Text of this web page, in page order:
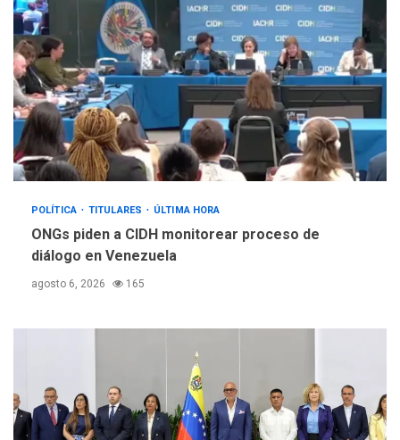
POLÍTICA TITULARES ÚLTIMA HORA
ONGs piden a CIDH monitorear proceso de
diálogo en Venezuela
agosto 6, 2026 165